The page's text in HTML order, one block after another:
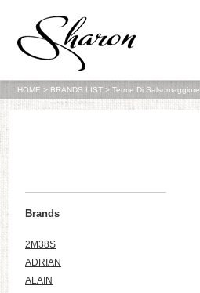
HOME > BRANDS LIST > Terme Di Salsomaggiore
Brands
2M38S
ADRIAN
ALAIN